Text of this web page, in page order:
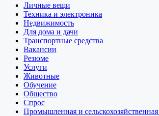
Личные вещи
Техника и электроника
Недвижимость
Для дома и дачи
Транспортные средства
Вакансии
Резюме
Услуги
Животные
Обучение
Общество
Спрос
Промышленная и